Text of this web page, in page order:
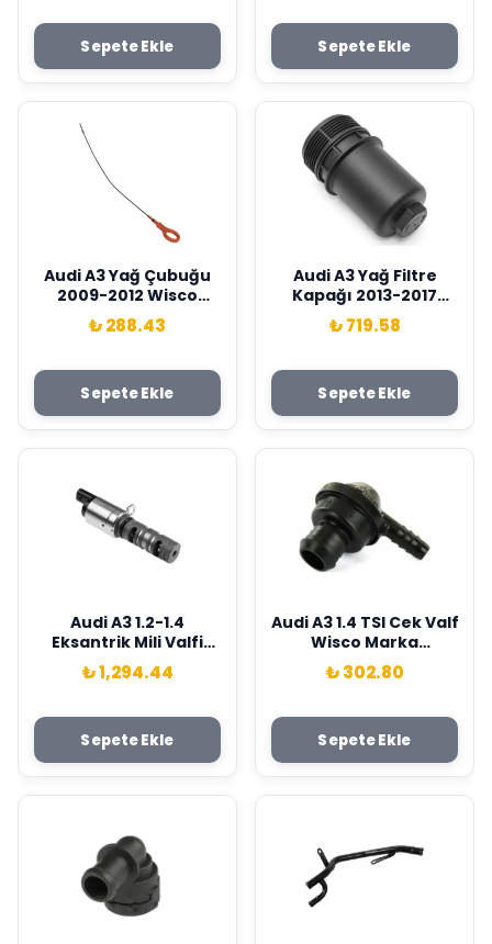
Sepete Ekle Sepete Ekle
Audi A3 Yağ Çubuğu
2009-2012 Wisco
Marka 03C115611
₺ 288.43
Sepete Ekle
Audi A3 Yağ Filtre
Kapağı 2013-2017
Wisco Marka
06L115401B
₺ 719.58
Sepete Ekle
Audi A3 1.2-1.4
Eksantrik Mili Valfi
Wisco Marka
04E906455D
₺ 1,294.44
Sepete Ekle
Audi A3 1.4 TSI Cek Valf
Wisco Marka
030103175B
₺ 302.80
Sepete Ekle